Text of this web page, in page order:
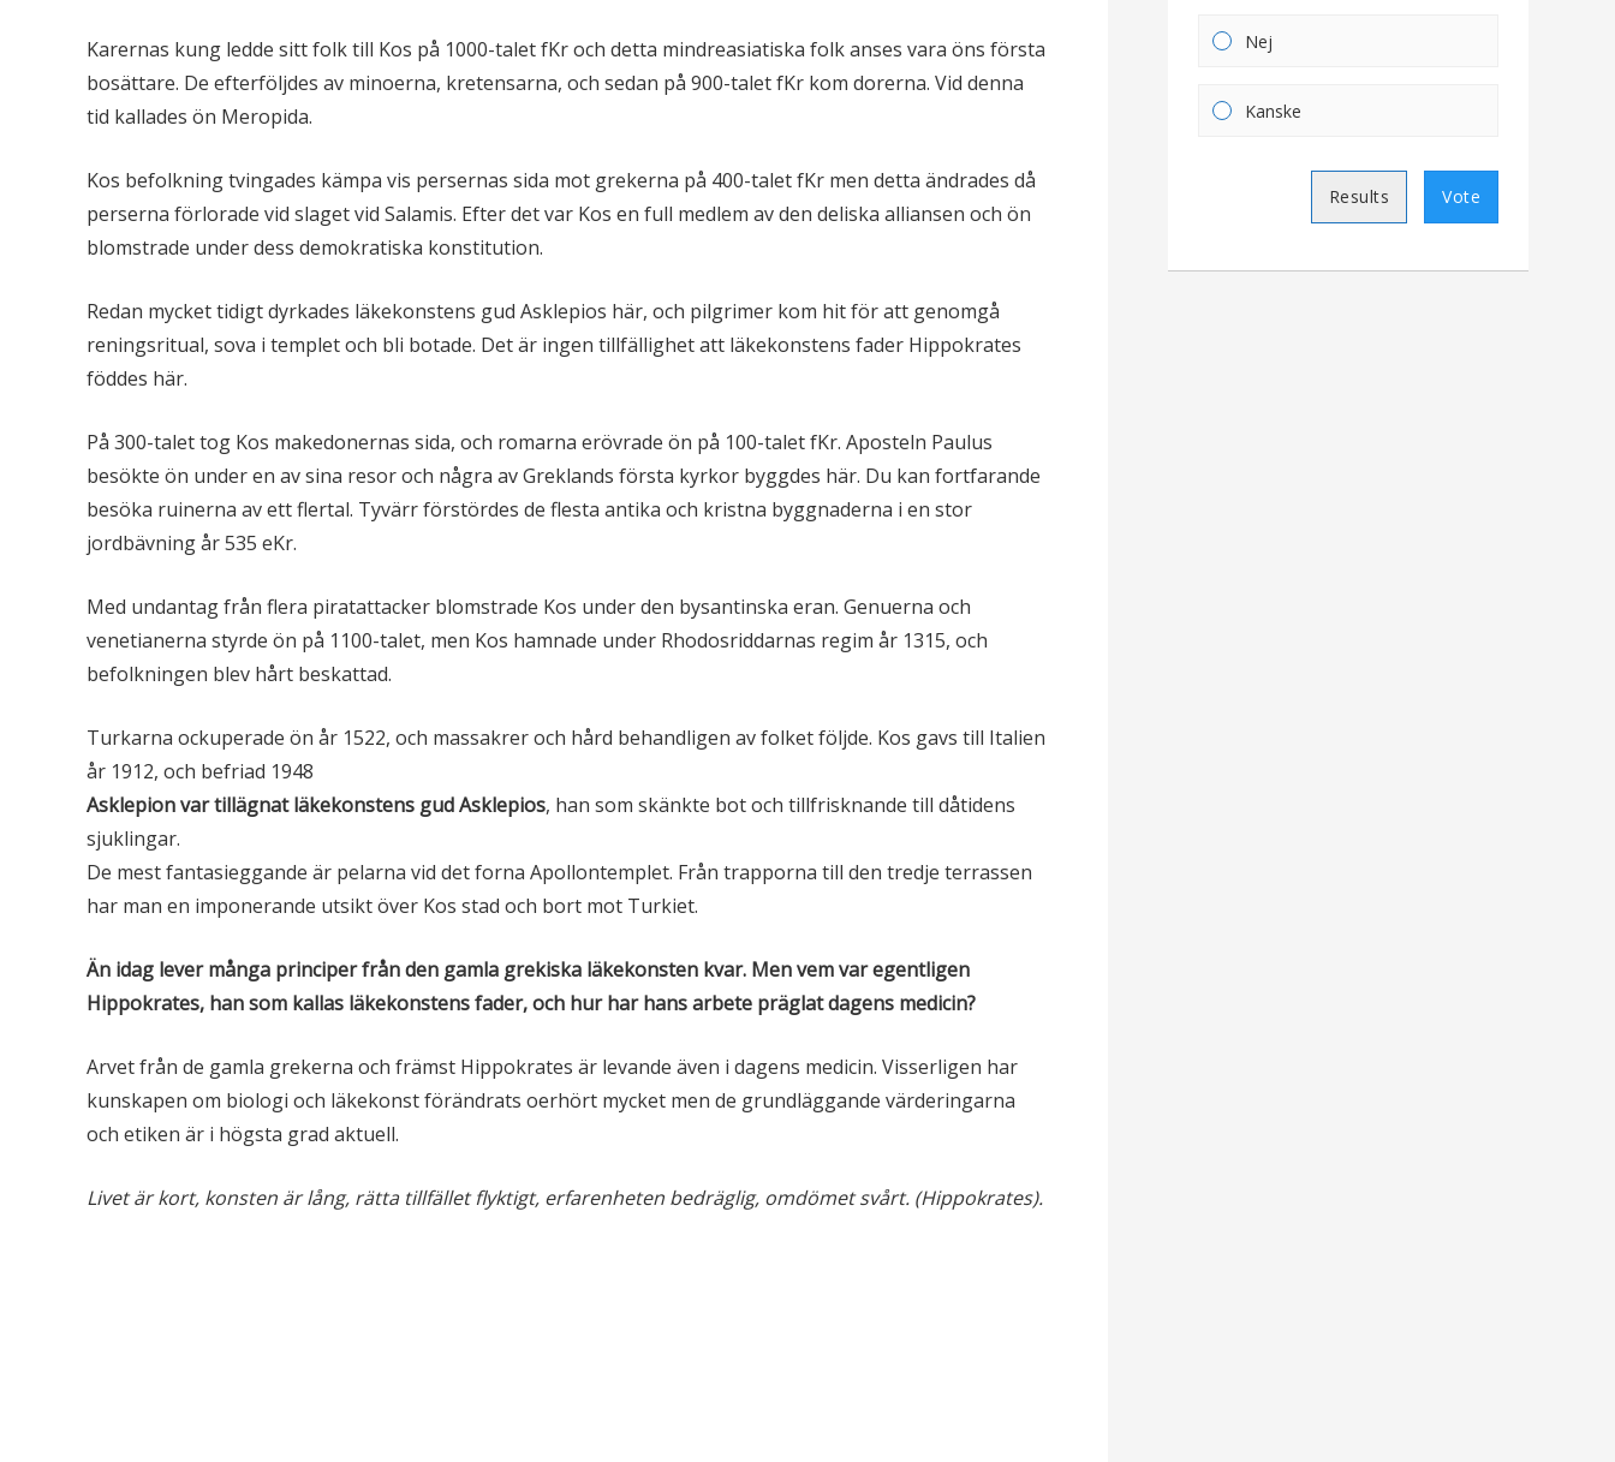
Karernas kung ledde sitt folk till Kos på 1000-talet fKr och detta mindreasiatiska folk anses vara öns första
bosättare. De efterföljdes av minoerna, kretensarna, och sedan på 900-talet fKr kom dorerna. Vid denna
tid kallades ön Meropida.
Kos befolkning tvingades kämpa vis persernas sida mot grekerna på 400-talet fKr men detta ändrades då
perserna förlorade vid slaget vid Salamis. Efter det var Kos en full medlem av den deliska alliansen och ön
blomstrade under dess demokratiska konstitution.
Redan mycket tidigt dyrkades läkekonstens gud Asklepios här, och pilgrimer kom hit för att genomgå
reningsritual, sova i templet och bli botade. Det är ingen tillfällighet att läkekonstens fader Hippokrates
föddes här.
På 300-talet tog Kos makedonernas sida, och romarna erövrade ön på 100-talet fKr. Aposteln Paulus
besökte ön under en av sina resor och några av Greklands första kyrkor byggdes här. Du kan fortfarande
besöka ruinerna av ett flertal. Tyvärr förstördes de flesta antika och kristna byggnaderna i en stor
jordbävning år 535 eKr.
Med undantag från flera piratattacker blomstrade Kos under den bysantinska eran. Genuerna och
venetianerna styrde ön på 1100-talet, men Kos hamnade under Rhodosriddarnas regim år 1315, och
befolkningen blev hårt beskattad.
Turkarna ockuperade ön år 1522, och massakrer och hård behandligen av folket följde. Kos gavs till Italien
år 1912, och befriad 1948
Asklepion var tillägnat läkekonstens gud Asklepios, han som skänkte bot och tillfrisknande till dåtidens
sjuklingar.
De mest fantasieggande är pelarna vid det forna Apollontemplet. Från trapporna till den tredje terrassen
har man en imponerande utsikt över Kos stad och bort mot Turkiet.
Än idag lever många principer från den gamla grekiska läkekonsten kvar. Men vem var egentligen
Hippokrates, han som kallas läkekonstens fader, och hur har hans arbete präglat dagens medicin?
Arvet från de gamla grekerna och främst Hippokrates är levande även i dagens medicin. Visserligen har
kunskapen om biologi och läkekonst förändrats oerhört mycket men de grundläggande värderingarna
och etiken är i högsta grad aktuell.
Livet är kort, konsten är lång, rätta tillfället flyktigt, erfarenheten bedräglig, omdömet svårt. (Hippokrates).
Nej
Kanske
Results Vote